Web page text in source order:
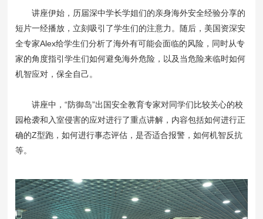
讲座伊始，历届深中学长学姐们的亲身海外安全经验分享的
短片一经播放，立刻吸引了学生们的注意力。随后，美国资深安
全专家Alex给学生们分析了海外有可能会面临的风险，同时从专
家的角度指引学生们如何避免海外危险，以及当危险来临时如何
机智应对，保全自己。
讲座中，“防御岛”出国安全教育专家对同学们比较关心的校
园枪袭和入室侵害的应对进行了重点讲解，内容包括如何进行正
确的Z型跑，如何进行事态评估，是否适合报警，如何机智反抗
等。